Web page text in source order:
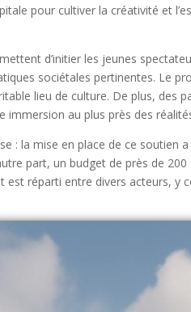
pour cultiver la créativité et
d’initier les jeunes
sociétales pertinentes. Le
lieu de culture. De plus, des
immersion au plus près des
: la mise en place de ce soutien
part, un budget de près de
réparti entre divers acteurs, y